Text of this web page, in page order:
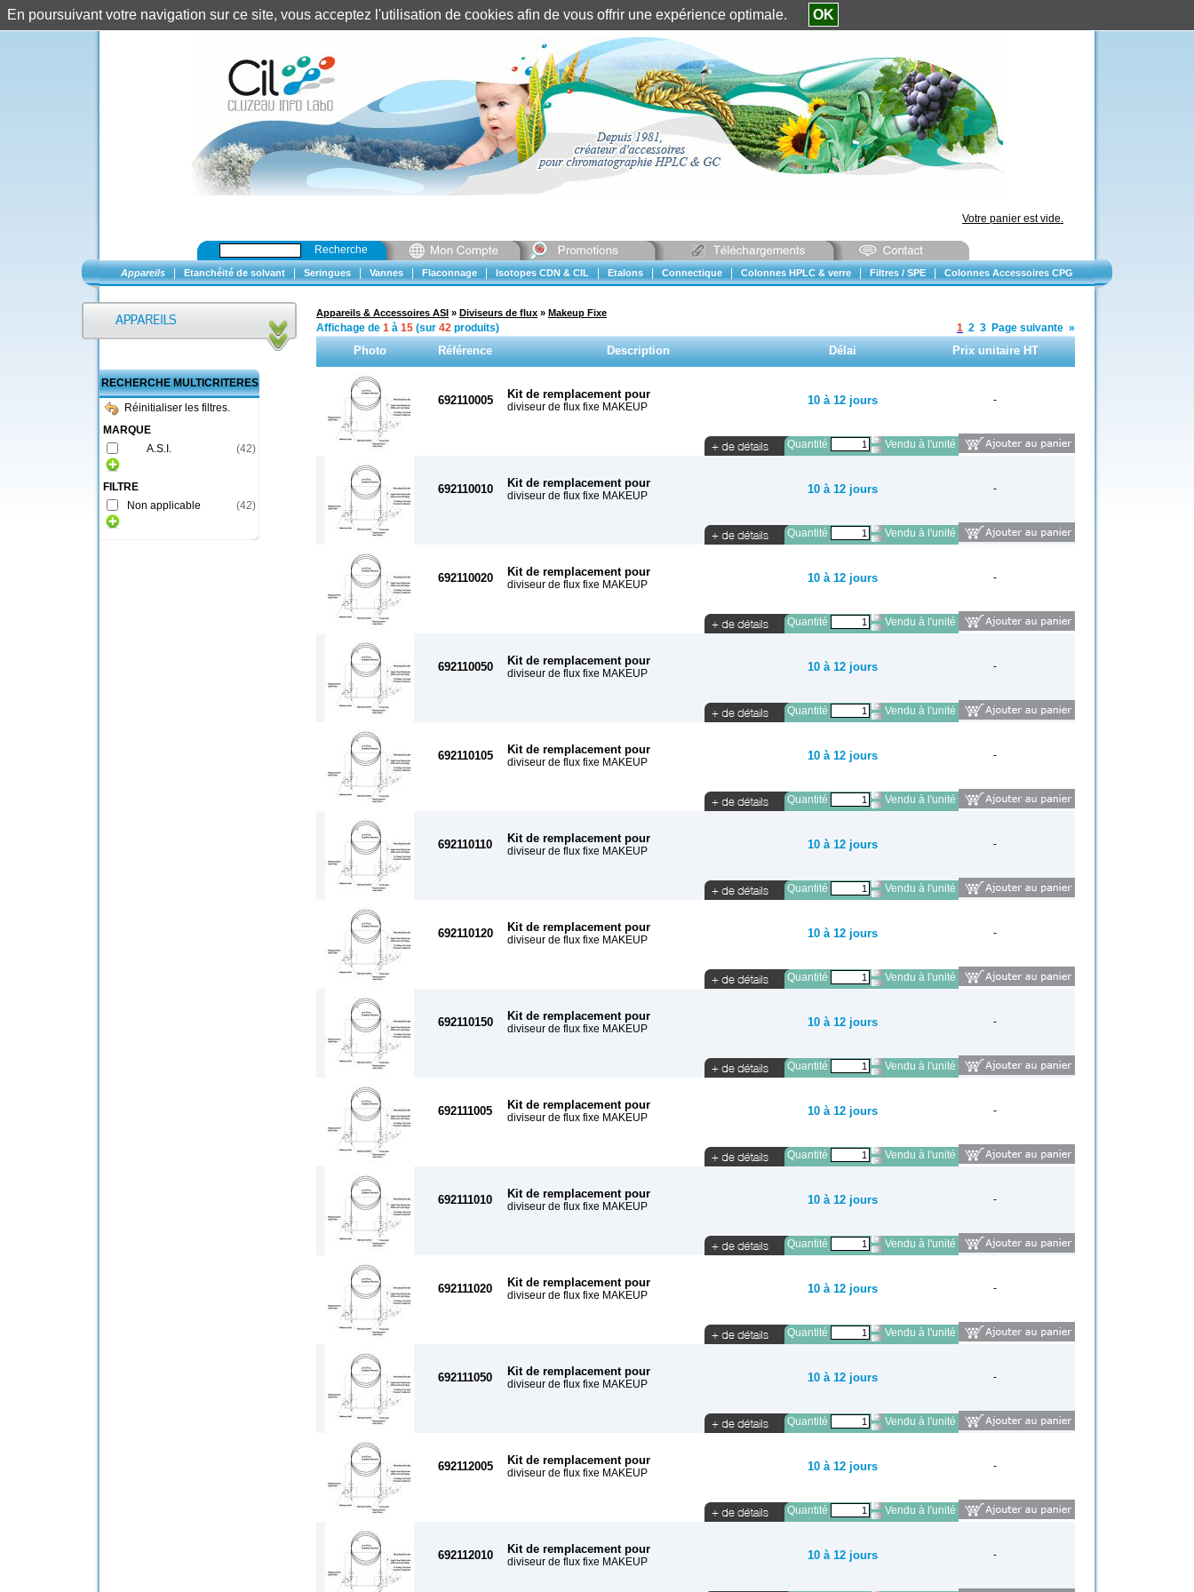
Identification client ||Mon compte
Votre panier est vide.
Recherche
Appareils Etanchéité de solvant Seringues Vannes Flaconnage Isotopes CDN & CIL Etalons Connectique Colonnes HPLC & verre Filtres / SPE Colonnes Accessoires CPG
RECHERCHE MULTICRITERES
Réinitialiser les filtres.
MARQUE
A.S.I.
(42)
FILTRE
Non applicable
(42)
Appareils & Accessoires ASI » Diviseurs de flux » Makeup Fixe
Affichage de 1 à 15 (sur 42 produits) 1 2 3 Page suivante »
Photo Référence Description Délai Prix unitaire HT
692110005 Kit de remplacement pour
diviseur de flux fixe MAKEUP 10 à 12 jours -
Quantité Vendu à l'unité
692110010 Kit de remplacement pour
diviseur de flux fixe MAKEUP 10 à 12 jours -
Quantité Vendu à l'unité
692110020 Kit de remplacement pour
diviseur de flux fixe MAKEUP 10 à 12 jours -
Quantité Vendu à l'unité
692110050 Kit de remplacement pour
diviseur de flux fixe MAKEUP 10 à 12 jours -
Quantité Vendu à l'unité
692110105 Kit de remplacement pour
diviseur de flux fixe MAKEUP 10 à 12 jours -
Quantité Vendu à l'unité
692110110 Kit de remplacement pour
diviseur de flux fixe MAKEUP 10 à 12 jours -
Quantité Vendu à l'unité
692110120 Kit de remplacement pour
diviseur de flux fixe MAKEUP 10 à 12 jours -
Quantité Vendu à l'unité
692110150 Kit de remplacement pour
diviseur de flux fixe MAKEUP 10 à 12 jours -
Quantité Vendu à l'unité
692111005 Kit de remplacement pour
diviseur de flux fixe MAKEUP 10 à 12 jours -
Quantité Vendu à l'unité
692111010 Kit de remplacement pour
diviseur de flux fixe MAKEUP 10 à 12 jours -
Quantité Vendu à l'unité
692111020 Kit de remplacement pour
diviseur de flux fixe MAKEUP 10 à 12 jours -
Quantité Vendu à l'unité
692111050 Kit de remplacement pour
diviseur de flux fixe MAKEUP 10 à 12 jours -
Quantité Vendu à l'unité
692112005 Kit de remplacement pour
diviseur de flux fixe MAKEUP 10 à 12 jours -
Quantité Vendu à l'unité
692112010 Kit de remplacement pour
diviseur de flux fixe MAKEUP 10 à 12 jours -
En poursuivant votre navigation sur ce site, vous acceptez l'utilisation de cookies afin de vous offrir une expérience optimale. OK